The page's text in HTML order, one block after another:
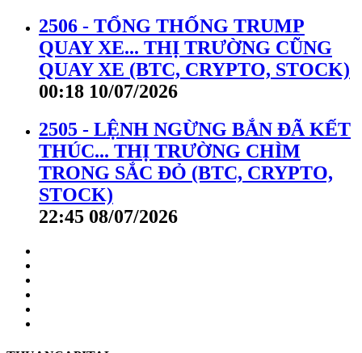
2506 - TỔNG THỐNG TRUMP
QUAY XE... THỊ TRƯỜNG CŨNG
QUAY XE (BTC, CRYPTO, STOCK)
00:18 10/07/2026
2505 - LỆNH NGỪNG BẮN ĐÃ KẾT
THÚC... THỊ TRƯỜNG CHÌM
TRONG SẮC ĐỎ (BTC, CRYPTO,
STOCK)
22:45 08/07/2026